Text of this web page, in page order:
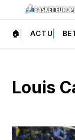
🏠 ACTU
Louis